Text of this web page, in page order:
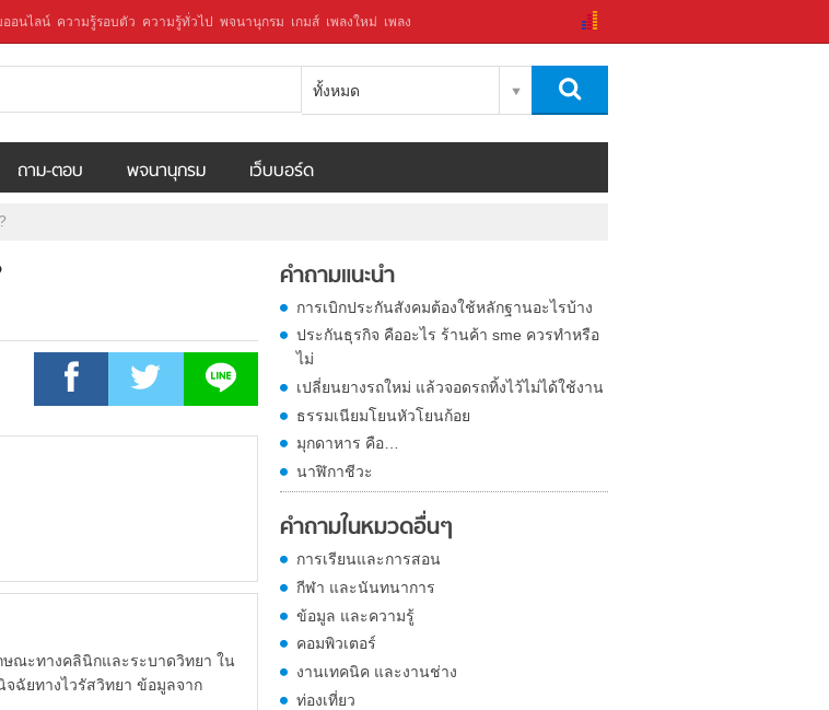
ออนไลน์ ความรู้รอบตัว ความรู้ทั่วไป พจนานุกรม เกมส์ เพลงใหม่ เพลง
ทั้งหมด
ถาม-ตอบ พจนานุกรม เว็บบอร์ด
ษณะทางคลินิกและระบาดวิทยา ใน
จฉัยทางไวรัสวิทยา ข้อมูลจาก
คำถามแนะนำ
การเบิกประกันสังคมต้องใช้หลักฐานอะไรบ้าง
ประกันธุรกิจ คืออะไร ร้านค้า sme ควรทำหรือ
ไม่
เปลี่ยนยางรถใหม่ แล้วจอดรถทิ้งไว้ไม่ได้ใช้งาน
ธรรมเนียมโยนหัวโยนก้อย
มุกดาหาร คือ…
นาฬิกาชีวะ
คำถามในหมวดอื่นๆ
การเรียนและการสอน
กีฬา และนันทนาการ
ข้อมูล และความรู้
คอมพิวเตอร์
งานเทคนิค และงานช่าง
ท่องเที่ยว